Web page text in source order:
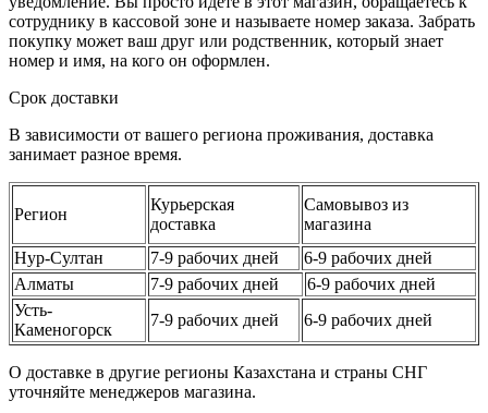
сотруднику в кассовой зоне и называете номер заказа. Забрать
покупку может ваш друг или родственник, который знает
номер и имя, на кого он оформлен.
Срок доставки
В зависимости от вашего региона проживания, доставка
занимает разное время.
Регион
Курьерская
доставка
Самовывоз из
магазина
Нур-Султан
7-9 рабочих дней
6-9 рабочих дней
Алматы
7-9 рабочих дней
6-9 рабочих дней
Усть-
Каменогорск
7-9 рабочих дней 6-9 рабочих дней
О доставке в другие регионы Казахстана и страны СНГ
уточняйте менеджеров магазина.